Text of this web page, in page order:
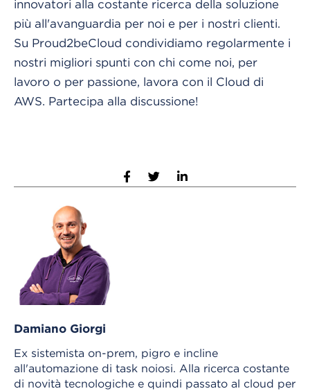
innovatori alla costante ricerca della soluzione
più all'avanguardia per noi e per i nostri clienti.
Su Proud2beCloud condividiamo regolarmente i
nostri migliori spunti con chi come noi, per
lavoro o per passione, lavora con il Cloud di
AWS. Partecipa alla discussione!
Damiano Giorgi
Ex sistemista on-prem, pigro e incline
all'automazione di task noiosi. Alla ricerca costante
di novità tecnologiche e quindi passato al cloud per